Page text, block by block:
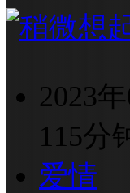
2023
115分
爱情